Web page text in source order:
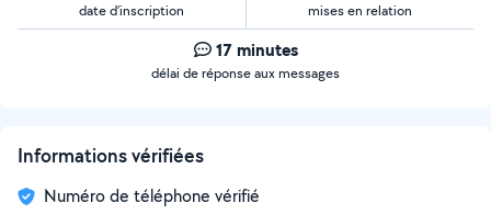
date d’inscription mises en relation
17 minutes
délai de réponse aux messages
Informations vérifiées
Numéro de téléphone vérifié